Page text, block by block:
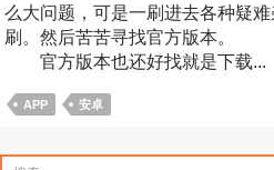
么大问题，可是一刷进去各种疑
刷。然后苦苦寻找官方版本。
官方版本也还好找就是下载...
APP 安卓